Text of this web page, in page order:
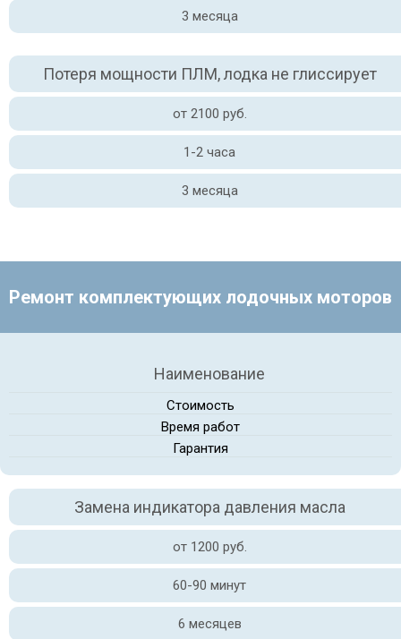
3 месяца
Потеря мощности ПЛМ, лодка не глиссирует
от 2100 руб.
1-2 часа
3 месяца
Ремонт комплектующих лодочных моторов
Наименование
Стоимость
Время работ
Гарантия
Замена индикатора давления масла
от 1200 руб.
60-90 минут
6 месяцев